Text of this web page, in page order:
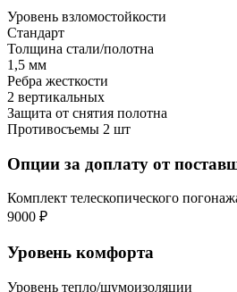
Уровень взломостойкости
Стандарт
Толщина стали/полотна
1,5 мм
Ребра жесткости
2 вертикальных
Защита от снятия полотна
Противосъемы 2 шт
Опции за доплату от
Комплект телескопического
9000 ₽
Уровень комфорта
Уровень тепло/шумоизоляции